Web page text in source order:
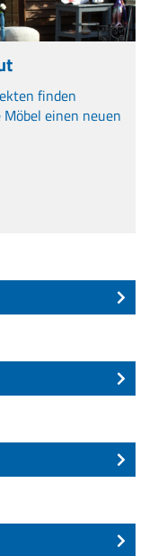
finden
einen neuen